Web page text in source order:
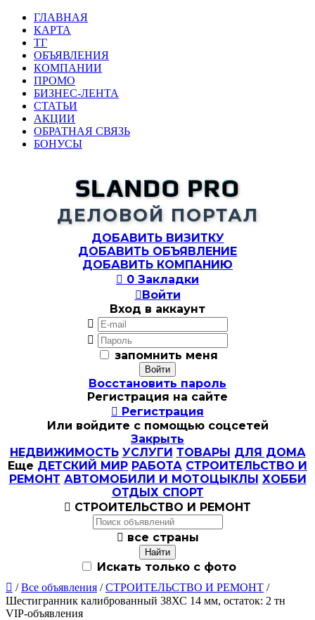
ГЛАВНАЯ
КАРТА
ТГ
ОБЪЯВЛЕНИЯ
КОМПАНИИ
ПРОМО
БИЗНЕС-ЛЕНТА
СТАТЬИ
АКЦИИ
ОБРАТНАЯ СВЯЗЬ
БОНУСЫ
SLANDO PRO
ДЕЛОВОЙ ПОРТАЛ
ДОБАВИТЬ ВИЗИТКУ
ДОБАВИТЬ ОБЪЯВЛЕНИЕ
ДОБАВИТЬ КОМПАНИЮ
 0 Закладки
Войти
Вход в аккаунт


запомнить меня
Восстановить пароль
Регистрация на сайте
 Регистрация
Или войдите с помощью соцсетей
Закрыть
НЕДВИЖИМОСТЬ УСЛУГИ ТОВАРЫ ДЛЯ ДОМА
Еще ДЕТСКИЙ МИР РАБОТА СТРОИТЕЛЬСТВО И
РЕМОНТ АВТОМОБИЛИ И МОТОЦЫКЛЫ ХОББИ
ОТДЫХ СПОРТ
 СТРОИТЕЛЬСТВО И РЕМОНТ
 все страны
Искать только с фото
 /Все объявления /СТРОИТЕЛЬСТВО И РЕМОНТ /
Шестигранник калиброванный 38ХС 14 мм, остаток: 2 тн
VIP-объявления